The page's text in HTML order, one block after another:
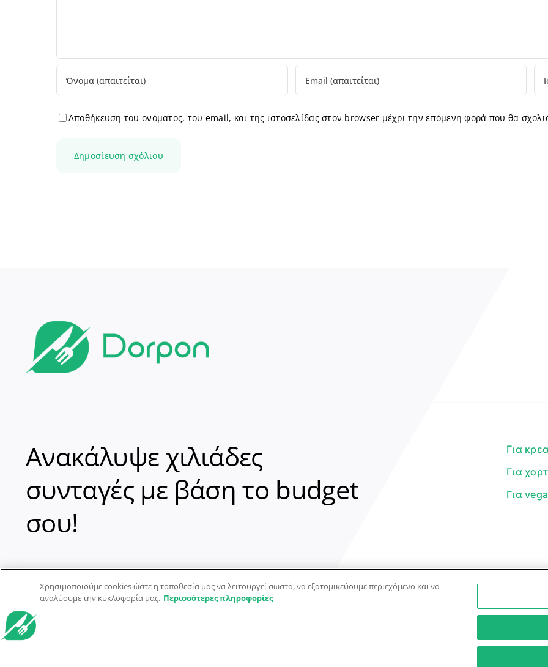
Αποθήκευση του ονόματος, του email, και της ιστοσελίδας στον browser μέχρι την επόμενη φορά που θα
Ανακάλυψε χιλιάδες
συνταγές με βάση το budget
σου!
Για
Για
Για
© Dorpon • Μηχανή αναζήτησης για …καλοφαγάδες!
Χρησιμοποιούμε cookies ώστε η τοποθεσία μας να λειτουργεί σωστά, να εξατομικεύουμε περιεχόμενο και να
αναλύουμε την κυκλοφορία μας. Περισσότερες πληροφορίες